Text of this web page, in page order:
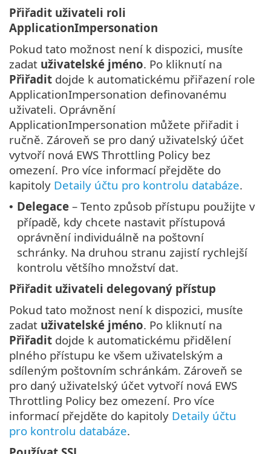
Přiřadit uživateli roli
ApplicationImpersonation
Pokud tato možnost není k dispozici, musíte
zadat uživatelské jméno. Po kliknutí na
Přiřadit dojde k automatickému přiřazení role
ApplicationImpersonation definovanému
uživateli. Oprávnění
ApplicationImpersonation můžete přiřadit i
ručně. Zároveň se pro daný uživatelský účet
vytvoří nová EWS Throttling Policy bez
omezení. Pro více informací přejděte do
kapitoly Detaily účtu pro kontrolu databáze.
• Delegace – Tento způsob přístupu použijte v
případě, kdy chcete nastavit přístupová
oprávnění individuálně na poštovní
schránky. Na druhou stranu zajistí rychlejší
kontrolu většího množství dat.
Přiřadit uživateli delegovaný přístup
Pokud tato možnost není k dispozici, musíte
zadat uživatelské jméno. Po kliknutí na
Přiřadit dojde k automatickému přidělení
plného přístupu ke všem uživatelským a
sdíleným poštovním schránkám. Zároveň se
pro daný uživatelský účet vytvoří nová EWS
Throttling Policy bez omezení. Pro více
informací přejděte do kapitoly Detaily účtu
pro kontrolu databáze.